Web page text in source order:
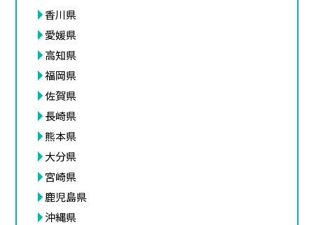
香川県
愛媛県
高知県
福岡県
佐賀県
長崎県
熊本県
大分県
宮崎県
鹿児島県
沖縄県